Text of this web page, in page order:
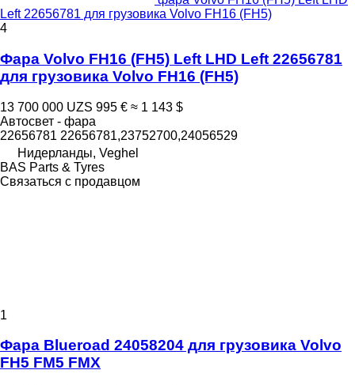
Left 22656781 для грузовика Volvo FH16 (FH5)
4
Фара Volvo FH16 (FH5) Left LHD Left 22656781
для грузовика Volvo FH16 (FH5)
13 700 000 UZS 995 € ≈ 1 143 $
Автосвет - фара
22656781 22656781,23752700,24056529
Нидерланды, Veghel
BAS Parts & Tyres
Связаться с продавцом
1
Фара Blueroad 24058204 для грузовика Volvo
FH5 FM5 FMX